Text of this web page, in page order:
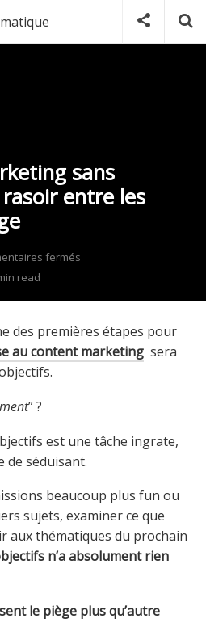
sans
entre les
fermés
marketing
objectif
est
un
d’un
singe
read
des premières étapes pour
au content marketing sera
” ?
est une tâche ingrate,
de séduisant.
beaucoup plus fun ou
sujets, examiner ce que
aux thématiques du prochain
n’a absolument rien
le piège plus qu’autre